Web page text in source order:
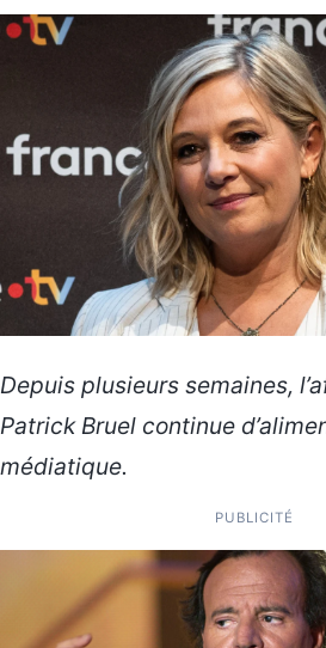
Depuis plusieurs semaines,
Patrick Bruel continue
médiatique.
PUBLICITÉ